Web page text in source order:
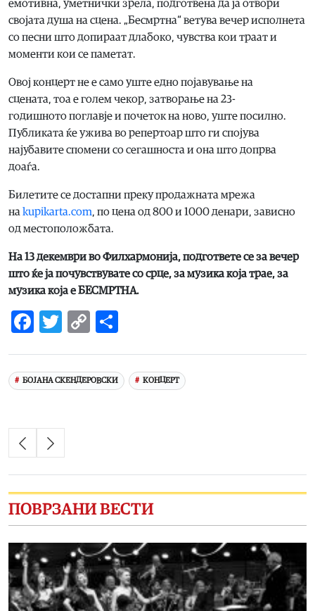
емотивна, уметнички зрела, подготвена да ја отвори
својата душа на сцена. „Бесмртна“ ветува вечер исполнета
со песни што допираат длабоко, чувства кои траат и
моменти кои се паметат.
Овој концерт не е само уште едно појавување на
сцената, тоа е голем чекор, затворање на 23-
годишното поглавје и почеток на ново, уште посилно.
Публиката ќе ужива во репертоар што ги спојува
најубавите спомени со сегашноста и она што допрва
доаѓа.
Билетите се достапни преку продажната мрежа
на kupikarta.com, по цена од 800 и 1000 денари, зависно
од местоположбата.
На13 декемвривоФилхармонија, подгответе се за вечер
што ќе ја почувствувате со срце, за музика која трае,за
музика која е БЕСМРТНА.
Facebook
Twitter
Copy
БОЈАНА СКЕНДЕРОВСКИ КОНЦЕРТ
ПОВРЗАНИ ВЕСТИ